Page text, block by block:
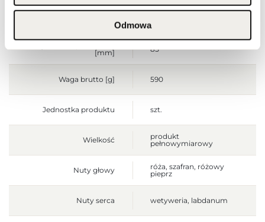
Odmowa
[mm]
[mm]
85
Waga brutto [g] 590
Jednostka produktu szt.
Wielkość
produkt
pełnowymiarowy
Nuty głowy
róża, szafran, różowy
pieprz
Nuty serca wetyweria, labdanum